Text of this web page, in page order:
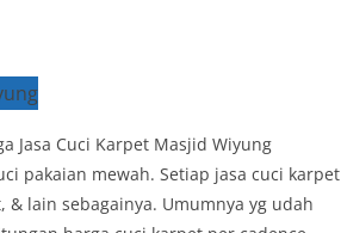
Jasa Cuci Karpet Masjid Wiyung
pakaian mewah. Setiap jasa cuci karpet
lain sebagainya. Umumnya yg udah